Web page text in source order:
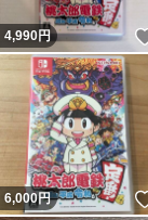
4,990円
6,000円